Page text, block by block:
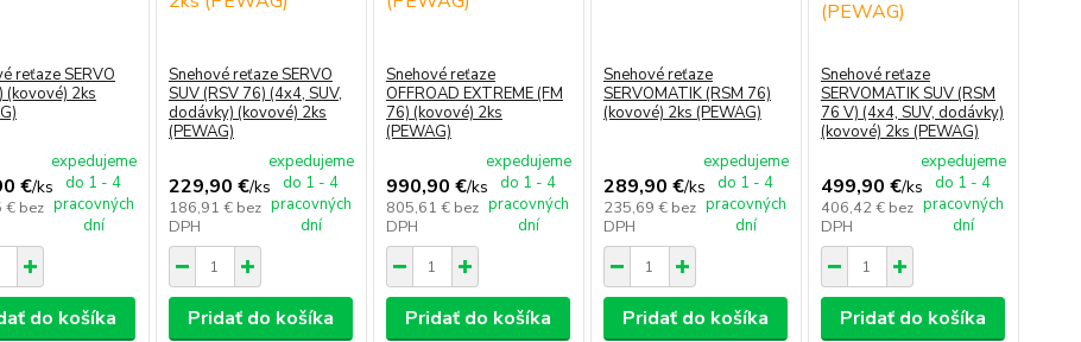
reťaze SERVO
(kovové) 2ks
€/ks
€ bez
expedujeme
do 1 - 4
pracovných
dní
do košíka
Snehové reťaze SERVO
SUV (RSV 76) (4x4, SUV,
dodávky) (kovové) 2ks
(PEWAG)
229,90 €/ks
186,91 € bez
DPH
expedujeme
do 1 - 4
pracovných
dní
Pridať do košíka
Snehové reťaze
OFFROAD EXTREME (FM
76) (kovové) 2ks
(PEWAG)
990,90 €/ks
805,61 € bez
DPH
expedujeme
do 1 - 4
pracovných
dní
Pridať do košíka
Snehové reťaze
SERVOMATIK (RSM 76)
(kovové) 2ks (PEWAG)
289,90 €/ks
235,69 € bez
DPH
expedujeme
do 1 - 4
pracovných
dní
Pridať do košíka
Snehové reťaze
SERVOMATIK SUV (RSM
76 V) (4x4, SUV, dodávky)
(kovové) 2ks (PEWAG)
499,90 €/ks
406,42 € bez
DPH
expedujeme
do 1 - 4
pracovných
dní
Pridať do košíka